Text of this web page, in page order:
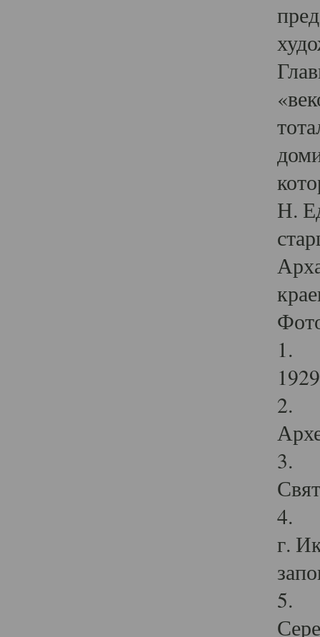
Н.
1.
2.
3.
4.
г.
5.